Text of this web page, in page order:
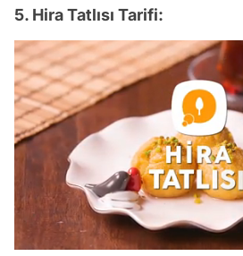
5. Hira Tatlısı Tarifi:
/